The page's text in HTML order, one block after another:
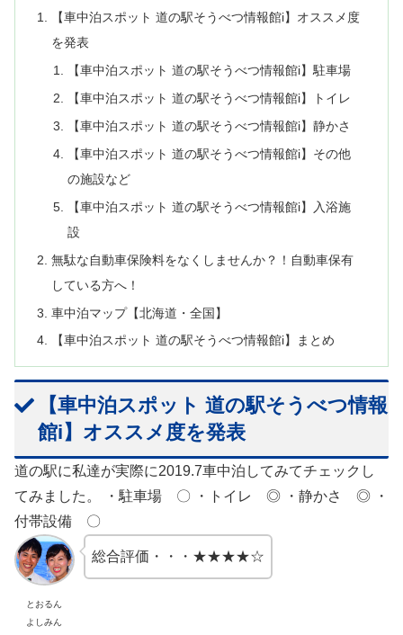
【車中泊スポット 道の駅そうべつ情報館i】オススメ度
を発表
【車中泊スポット 道の駅そうべつ情報館i】駐車場
【車中泊スポット 道の駅そうべつ情報館i】トイレ
【車中泊スポット 道の駅そうべつ情報館i】静かさ
【車中泊スポット 道の駅そうべつ情報館i】その他
の施設など
【車中泊スポット 道の駅そうべつ情報館i】入浴施
設
無駄な自動車保険料をなくしませんか？！自動車保有
している方へ！
車中泊マップ【北海道・全国】
【車中泊スポット 道の駅そうべつ情報館i】まとめ
【車中泊スポット 道の駅そうべつ情報
館i】オススメ度を発表
道の駅に私達が実際に2019.7車中泊してみてチェックし
てみました。 ・駐車場 〇 ・トイレ ◎ ・静かさ ◎ ・
付帯設備 〇
とおるん
よしみん
総合評価・・・★★★★☆